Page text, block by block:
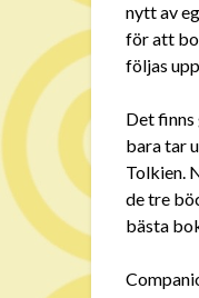
nytt av
för att
följas
Det
bara tar
Tolkien.
de tre
bästa